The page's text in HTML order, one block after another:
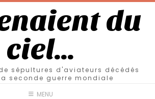
du
ciel…
sépultures d'aviateurs décédés
seconde guerre mondiale
MENU